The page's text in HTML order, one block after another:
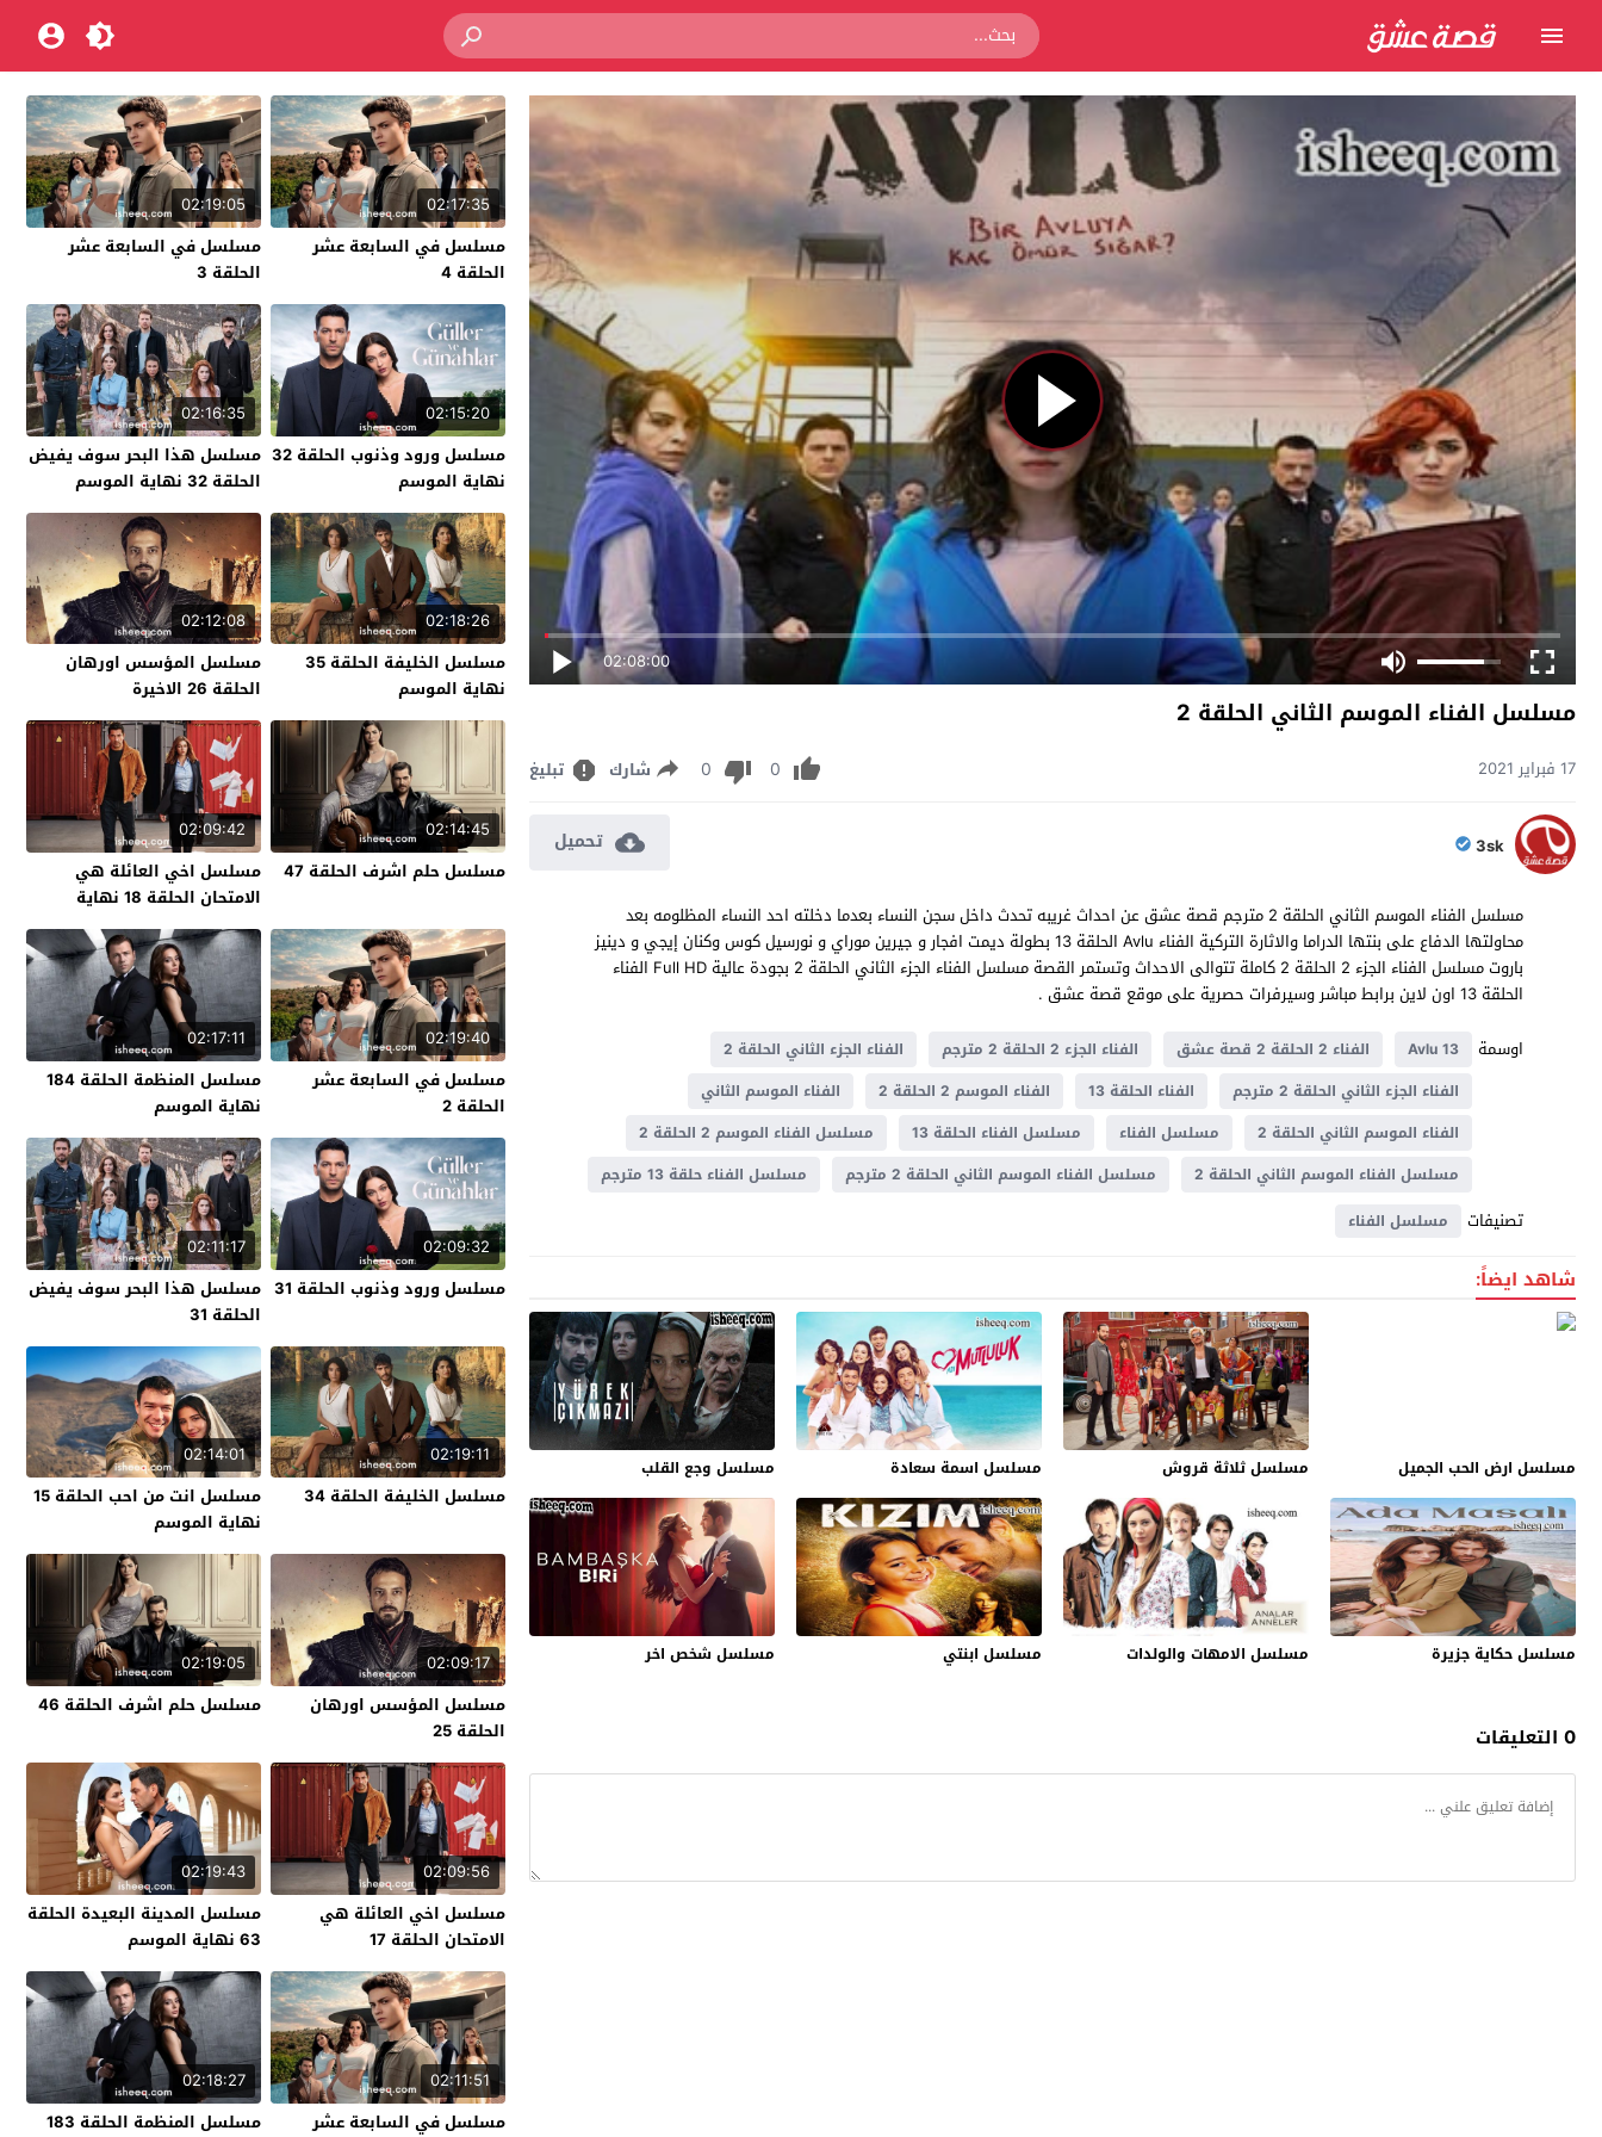
02:08:00
مسلسل الفناء الموسم الثاني الحلقة 2
17 فبراير 2021 0
0 شارك تبليغ
3sk تحميل
مسلسل الفناء الموسم الثاني الحلقة 2 مترجم قصة عشق عن احداث غريبه تحدث داخل سجن النساء بعدما دخلته احد النساء المظلومه بعد
محاولتها الدفاع على بنتها الدراما والاثارة التركية الفناء Avlu الحلقة 13 بطولة ديمت افجار و جيرين موراي و نورسيل كوس وكنان إيجي و دينيز
باروت مسلسل الفناء الجزء 2 الحلقة 2 كاملة تتوالى الاحداث وتستمر القصة مسلسل الفناء الجزء الثاني الحلقة 2 بجودة عالية Full HD الفناء
الحلقة 13 اون لاين برابط مباشر وسيرفرات حصرية على موقع قصة عشق .
اوسمة
Avlu 13 الفناء 2 الحلقة 2 قصة عشق الفناء الجزء 2 الحلقة 2 مترجم
الفناء الجزء الثاني الحلقة 2
الفناء الجزء الثاني الحلقة 2 مترجم
الفناء الحلقة 13 الفناء الموسم 2 الحلقة 2
الفناء الموسم الثاني
الفناء الموسم الثاني الحلقة 2
مسلسل الفناء مسلسل الفناء الحلقة 13
مسلسل الفناء الموسم 2 الحلقة 2
مسلسل الفناء الموسم الثاني الحلقة 2
مسلسل الفناء الموسم الثاني الحلقة 2 مترجم مسلسل الفناء حلقة 13 مترجم
تصنيفات مسلسل الفناء
شاهد ايضاً:
مسلسل ارض الحب الجميل مسلسل ثلاثة قروش مسلسل اسمة سعادة مسلسل وجع القلب
مسلسل حكاية جزيرة مسلسل الامهات والولدات مسلسل ابنتي مسلسل شخص اخر
0 التعليقات
02:17:35
مسلسل في السابعة عشر
الحلقة 4
02:19:05
مسلسل في السابعة عشر
الحلقة 3
02:15:20
مسلسل ورود وذنوب الحلقة 32
نهاية الموسم
02:16:35
مسلسل هذا البحر سوف يفيض
الحلقة 32 نهاية الموسم
02:18:26
مسلسل الخليفة الحلقة 35
نهاية الموسم
02:12:08
مسلسل المؤسس اورهان
الحلقة 26 الاخيرة
02:14:45
مسلسل حلم اشرف الحلقة 47
02:09:42
مسلسل اخي العائلة هي
الامتحان الحلقة 18 نهاية
الموسم
02:19:40
مسلسل في السابعة عشر
الحلقة 2
02:17:11
مسلسل المنظمة الحلقة 184
نهاية الموسم
02:09:32
مسلسل ورود وذنوب الحلقة 31
02:11:17
مسلسل هذا البحر سوف يفيض
الحلقة 31
02:19:11
مسلسل الخليفة الحلقة 34
02:14:01
مسلسل انت من احب الحلقة 15
نهاية الموسم
02:09:17
مسلسل المؤسس اورهان
الحلقة 25
02:19:05
مسلسل حلم اشرف الحلقة 46
02:09:56
مسلسل اخي العائلة هي
الامتحان الحلقة 17
02:19:43
مسلسل المدينة البعيدة الحلقة
63 نهاية الموسم
02:11:51
مسلسل في السابعة عشر
02:18:27
مسلسل المنظمة الحلقة 183